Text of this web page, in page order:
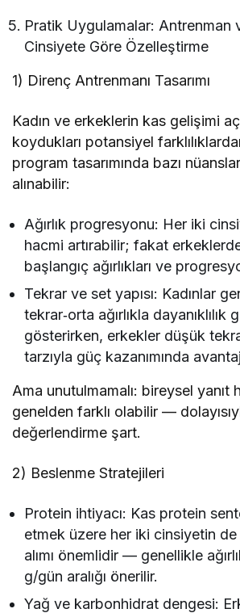
Pratik Uygulamalar: Antrenman
Cinsiyete Göre Özelleştirme
1) Direnç Antrenmanı Tasarımı
Kadın ve erkeklerin kas gelişimi
koydukları potansiyel
program tasarımında bazı
alınabilir:
Ağırlık progresyonu: Her iki
hacmi artırabilir; fakat
başlangıç ağırlıkları ve
Tekrar ve set yapısı: Kadınlar
tekrar‑orta ağırlıkla dayanıklılık
gösterirken, erkekler düşük
tarzıyla güç kazanımında
Ama unutulmamalı: bireysel yanıt
genelden farklı olabilir —
değerlendirme şart.
2) Beslenme Stratejileri
Protein ihtiyacı: Kas protein
etmek üzere her iki cinsiyetin
alımı önemlidir — genellikle
g/gün aralığı önerilir.
Yağ ve karbonhidrat dengesi: